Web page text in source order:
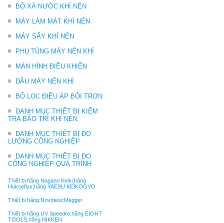
BỘ XẢ NƯỚC KHÍ NÉN
MÁY LÀM MÁT KHÍ NÉN
MÁY SẤY KHÍ NÉN
PHỤ TÙNG MÁY NÉN KHÍ
MÀN HÌNH ĐIỀU KHIỂN
DẦU MÁY NÉN KHÍ
BỘ LỌC ĐIỀU ÁP BÔI TRƠN
DANH MỤC THIẾT BỊ KIỂM
TRA BẢO TRÌ KHÍ NÉN
DANH MỤC THIẾT BỊ ĐO
LƯỜNG CÔNG NGHIỆP
DANH MỤC THIẾT BỊ ĐO
CÔNG NGHIỆP QUÁ TRÌNH
Thiết bị hãng Nagano Keiki;hãng
Hukseflux;hãng YAESU KEIKOGYO
Thiết bị hãng Novotest;Megger
Thiết bị hãng UV Speedre;hãng EIGHT
TOOLS;hãng NIKKEN